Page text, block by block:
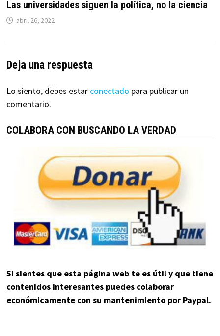
Las universidades siguen la política, no la ciencia
abril 26, 2022
Deja una respuesta
Lo siento, debes estar conectado para publicar un
comentario.
COLABORA CON BUSCANDO LA VERDAD
Si sientes que esta página web te es útil y que tiene
contenidos interesantes puedes colaborar
económicamente con su mantenimiento por Paypal.